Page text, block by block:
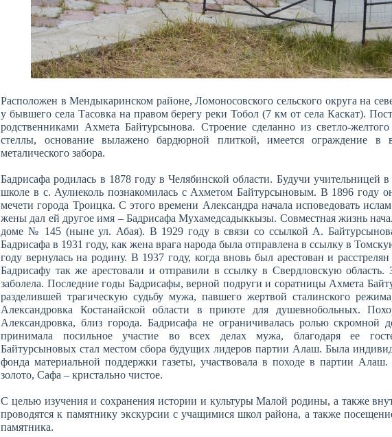
Расположен в Мендыкаринском районе, Ломоносовского сельского округа на
у бывшего села Тасовка на правом берегу реки Тобол (7 км от села Каскат).
родственниками Ахмета Байтурсынова. Строение сделанно из светло-
стеллы, основание вылажено бардюрной плиткой, имеется ограждение в
металического забора.
Бадрисафа родилась в 1878 году в Челябинской области. Будучи учительницей в
школе в с. Аулиеколь познакомилась с Ахметом Байтурсыновым. В 1896 году
мечети города Троицка. С этого времени Александра начала исповедовать
жены дал ей другое имя – Бадрисафа Мухамедсадыккызы. Совместная жизнь
доме № 145 (ныне ул. Абая). В 1929 году в связи со ссылкой А.
Бадрисафа в 1931 году, как жена врага народа была отправлена в ссылку в
году вернулась на родину. В 1937 году, когда вновь был арестован и
Бадрисафу так же арестовали и отправили в ссылку в Свердловскую область.
заболела. Последние годы Бадрисафы, верной подруги и соратницы Ахмета
разделившей трагическую судьбу мужа, павшего жертвой сталинского
Александровка Костанайской области в приюте для душевнобольных.
Александровка, близ города. Бадрисафа не ограничивалась ролью скромной
принимала посильное участие во всех делах мужа, благодаря ее
Байтурсыновых стал местом сбора будущих лидеров партии Алаш. Была
фонда материальной поддержки газеты, участвовала в походе в партии
золото, Сафа – кристально чистое.
С целью изучения и сохранения истории и культуры Малой родины, а также
проводятся к памятнику экскурсии с учащимися школ района, а также
памятника.